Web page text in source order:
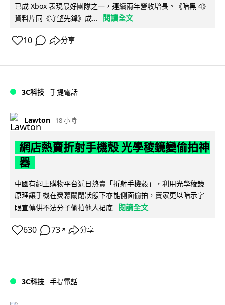
已成 Xbox 表現最好團隊之一，連續兩年營收增長。《暗黑 4》
資料片同《守望先鋒》成...
閱讀全文
10 分享
3C科技 手提電話
Lawton 18 小時
網店熱賣折射手機殼 光學稜鏡變偷拍神
器
中國有網上購物平台近日熱賣「折射手機殼」，利用光學稜鏡
原理讓手機在熒幕關閉狀態下亦能側面偷拍，賣家更以暗示字
眼宣傳供不法分子偷拍他人裙底
閱讀全文
630 73 ↗ 分享
3C科技 手提電話